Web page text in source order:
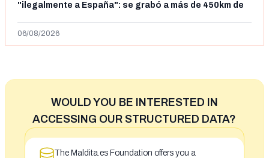
"ilegalmente a España": se grabó a más de 450km de
06/08/2026
WOULD YOU BE INTERESTED IN
ACCESSING OUR STRUCTURED DATA?
The Maldita.es Foundation offers you a